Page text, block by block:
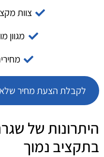
צוות
מגוון
לקבלת הצעת מחיר שלא
היתרונות של
בתקציב נמוך